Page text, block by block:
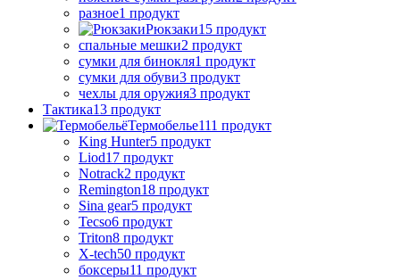
разное1 продукт
Рюкзаки15 продукт
спальные мешки2 продукт
сумки для бинокля1 продукт
сумки для обуви3 продукт
чехлы для оружия3 продукт
Тактика13 продукт
Термобелье111 продукт
King Hunter5 продукт
Liod17 продукт
Notrack2 продукт
Remington18 продукт
Sina gear5 продукт
Tecso6 продукт
Triton8 продукт
X-tech50 продукт
боксеры11 продукт